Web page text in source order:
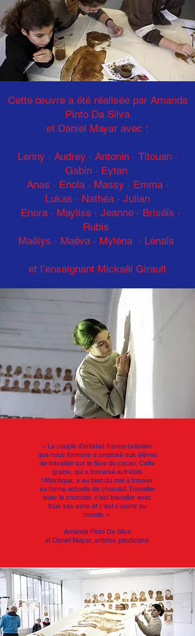
Cette œuvre a été réalisée par Amanda
Pinto Da Silva
et Daniel Mayar avec :
Lenny · Audrey · Antonin · Titouan ·
Gabin · Eytan
Anas · Enola · Massy · Emma ·
Lukas · Nathéa · Julian
Enora · Mayliss · Jeanne · Briséïs ·
Rubis
Maëlys · Maëva · Myléna · Lénaïs
et l’enseignant Mickaël Girault
« Le couple d’artistes franco-brésilien
que nous formons a proposé aux élèves
de travailler sur la fève de cacao. Cette
graine, qui a traversé autrefois
l’Atlantique, a eu bien du mal à trouver
sa forme actuelle de chocolat. Travailler
avec le chocolat, c’est travailler avec
tous ses sens et c’est s’ouvrir au
monde. »
Amanda Pinto Da Silva
et Daniel Mayar, artistes plasticiens